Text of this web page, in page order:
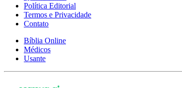
Política Editorial
Termos e Privacidade
Contato
Bíblia Online
Médicos
Usante